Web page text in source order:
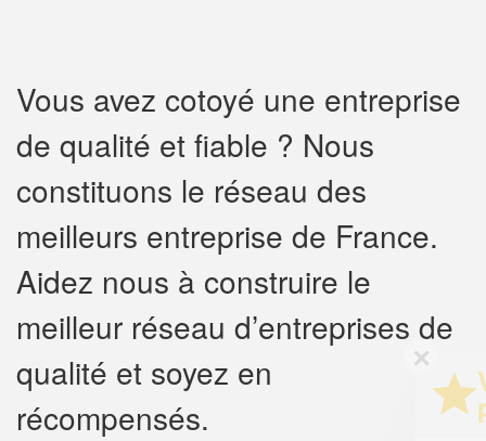
Vous avez cotoyé une entreprise
de qualité et fiable ? Nous
constituons le réseau des
meilleurs entreprise de France.
Aidez nous à construire le
meilleur réseau d’entreprises de
qualité et soyez en
récompensés.
Vous êtes un
professionnel ?